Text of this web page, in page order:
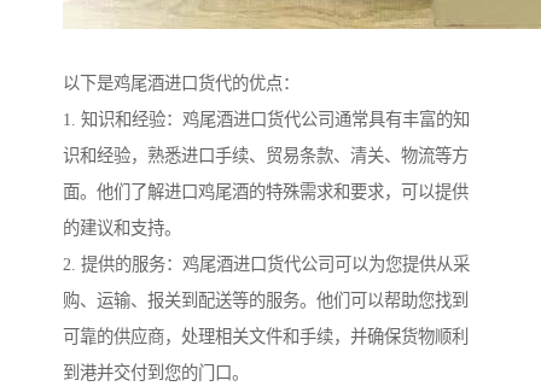
以下是鸡尾酒进口货代的优点：
1. 知识和经验：鸡尾酒进口货代公司通常具有丰富的知
识和经验，熟悉进口手续、贸易条款、清关、物流等方
面。他们了解进口鸡尾酒的特殊需求和要求，可以提供
的建议和支持。
2. 提供的服务：鸡尾酒进口货代公司可以为您提供从采
购、运输、报关到配送等的服务。他们可以帮助您找到
可靠的供应商，处理相关文件和手续，并确保货物顺利
到港并交付到您的门口。